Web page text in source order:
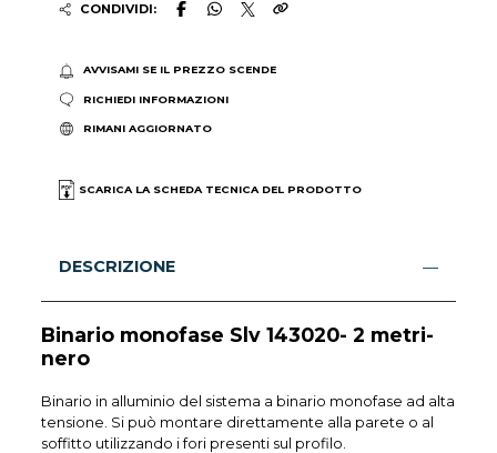
CONDIVIDI:
AVVISAMI SE IL PREZZO SCENDE
RICHIEDI INFORMAZIONI
RIMANI AGGIORNATO
SCARICA LA SCHEDA TECNICA DEL PRODOTTO
DESCRIZIONE
Binario monofase Slv 143020- 2 metri-
nero
Binario in alluminio del sistema a binario monofase ad alta
tensione. Si può montare direttamente alla parete o al
soffitto utilizzando i fori presenti sul profilo.